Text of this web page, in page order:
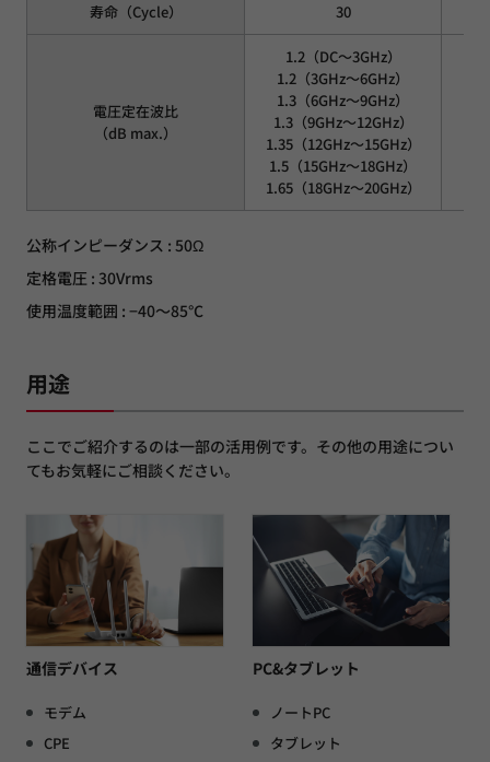
寿命（Cycle） 30
電圧定在波比
（dB max.）
1.2（DC～3GHz）
1.2（3GHz～6GHz）
1.3（6GHz～9GHz）
1.3（9GHz～12GHz）
1.35（12GHz～15GHz）
1.5（15GHz～18GHz）
1.65（18GHz～20GHz）
公称インピーダンス : 50Ω
定格電圧 : 30Vrms
使用温度範囲 : −40～85°C
用途
ここでご紹介するのは一部の活用例です。その他の用途につい
てもお気軽にご相談ください。
通信デバイス
モデム
CPE
PC&タブレット
ノートPC
タブレット